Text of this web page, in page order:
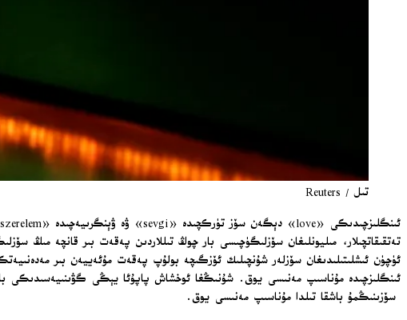
تىل / Reuters
سۆزىنىڭمۇ باشقا تىلدا مۇناسىپ مەنىسى يوق.